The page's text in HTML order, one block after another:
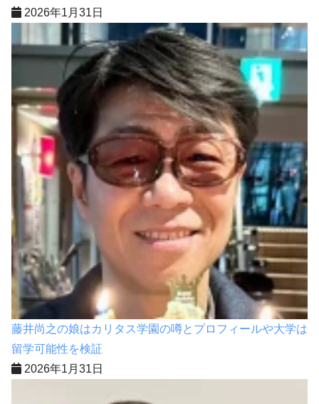
2026年1月31日
藤井尚之の娘はカリタス学園の噂とプロフィールや大学は
留学可能性を検証
2026年1月31日